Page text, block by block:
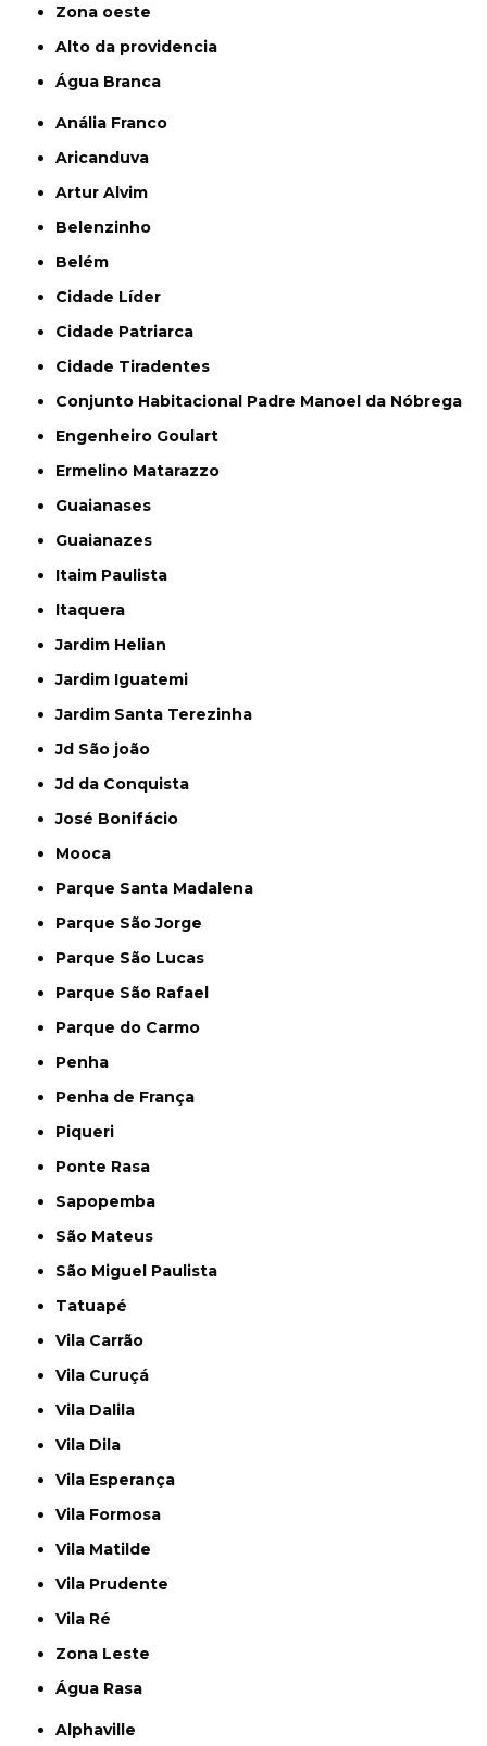
Zona oeste
alto da providencia
Água Branca
Anália Franco
Aricanduva
Artur Alvim
Belenzinho
Belém
Cidade Líder
Cidade Patriarca
Cidade Tiradentes
Conjunto Habitacional Padre Manoel da Nóbrega
Engenheiro Goulart
Ermelino Matarazzo
Guaianases
Guaianazes
Itaim Paulista
Itaquera
Jardim Helian
Jardim Iguatemi
Jardim Santa Terezinha
Jd São joão
Jd da Conquista
José Bonifácio
Mooca
Parque Santa Madalena
Parque São Jorge
Parque São Lucas
Parque São Rafael
Parque do Carmo
Penha
Penha de França
Piqueri
Ponte Rasa
Sapopemba
São Mateus
São Miguel Paulista
Tatuapé
Vila Carrão
Vila Curuçá
Vila Dalila
Vila Dila
Vila Esperança
Vila Formosa
Vila Matilde
Vila Prudente
Vila Ré
Zona Leste
Água Rasa
Alphaville